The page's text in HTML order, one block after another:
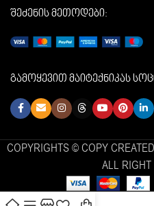
შეძენის მეთოდები:
გამოყევით მაიტექნიკას
COPYRIGHTS © COPY
ALL RIGHT